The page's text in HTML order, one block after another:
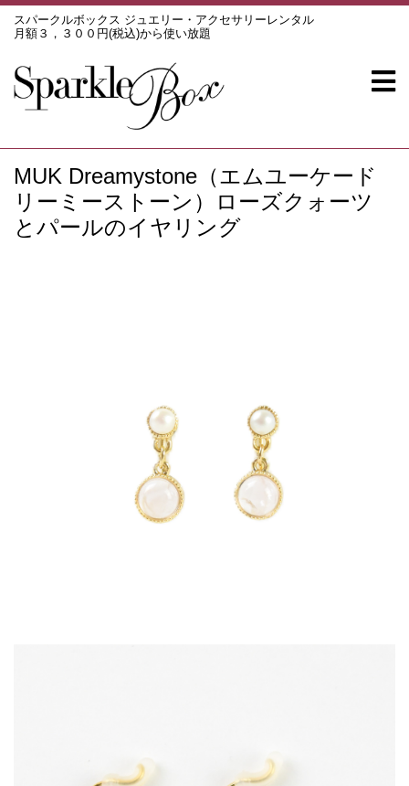
スパークルボックス ジュエリー・アクセサリーレンタル
月額３，３００円(税込)から使い放題
MUK Dreamystone（エムユーケード
リーミーストーン）ローズクォーツ
とパールのイヤリング